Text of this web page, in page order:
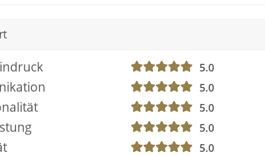
5.0
5.0
5.0
5.0
5.0